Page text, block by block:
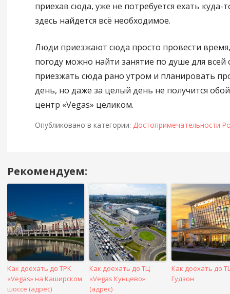
приехав сюда, уже не потребуется ехать куда-
здесь найдется всё необходимое.
Люди приезжают сюда просто провести
погоду можно найти занятие по душе для
приезжать сюда рано утром и планировать
день, но даже за целый день не получится
центр «Vegas» целиком.
Опубликовано в категории: Достопримечательности
Навигация
в
Рекомендуем:
Как доехать до ТРК
«Vegas» на Каширском
шоссе (адрес)
Как доехать до ТЦ
«Vegas Кунцево»
(адрес)
Как доехать до
Гудзон